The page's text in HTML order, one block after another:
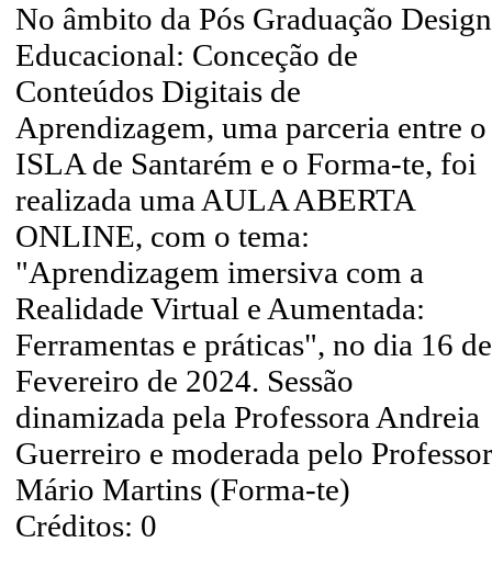
No âmbito da Pós Graduação Design
Educacional: Conceção de
Conteúdos Digitais de
Aprendizagem, uma parceria entre o
ISLA de Santarém e o Forma-te, foi
realizada uma AULA ABERTA
ONLINE, com o tema:
"Aprendizagem imersiva com a
Realidade Virtual e Aumentada:
Ferramentas e práticas", no dia 16 de
Fevereiro de 2024. Sessão
dinamizada pela Professora Andreia
Guerreiro e moderada pelo Professor
Mário Martins (Forma-te)
Créditos: 0